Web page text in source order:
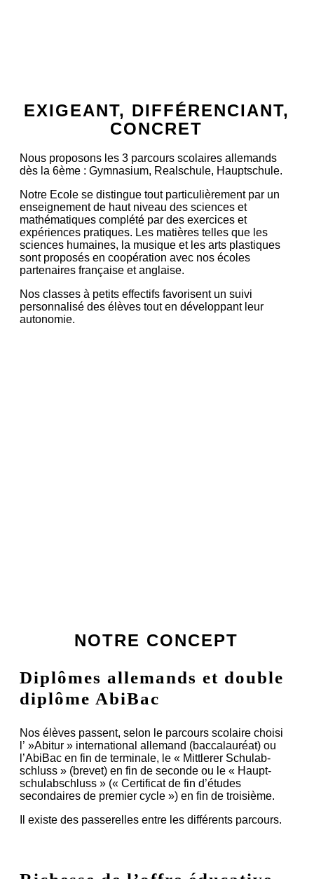
EXIGEANT, DIFFÉRENCIANT,
CONCRET
Nous proposons les 3 parcours scolaires allemands
dès la 6ème : Gymnasium, Realschule, Hauptschule.
Notre Ecole se distingue tout particulièrement par un
enseignement de haut niveau des sciences et
mathématiques complété par des exercices et
expériences pratiques. Les matières telles que les
sciences humaines, la musique et les arts plastiques
sont proposés en coopération avec nos écoles
partenaires française et anglaise.
Nos classes à petits effectifs favorisent un suivi
personnalisé des élèves tout en développant leur
autonomie.
NOTRE CONCEPT
Diplômes allemands et double
diplôme AbiBac
Nos élèves passent, selon le parcours scolaire choisi
l’ »Abitur » international allemand (baccalauréat) ou
l’AbiBac en fin de terminale, le « Mittlerer Schul­ab­
schluss » (brevet) en fin de seconde ou le « Haupt­
schul­abschluss » (« Certificat de fin d’études
secondaires de premier cycle ») en fin de troisième.
Il existe des passerelles entre les différents parcours.